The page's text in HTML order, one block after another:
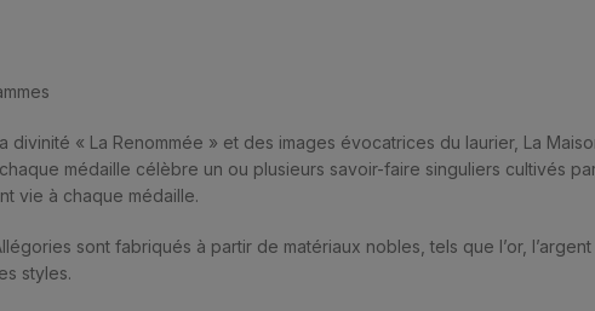
divinité « La Renommée » et des images évocatrices du laurier, La
médaille célèbre un ou plusieurs savoir-faire singuliers cultivés
vie à chaque médaille.
sont fabriqués à partir de matériaux nobles, tels que l’or,
styles.